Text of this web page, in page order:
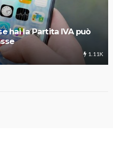
hai la Partita IVA può
1.11K